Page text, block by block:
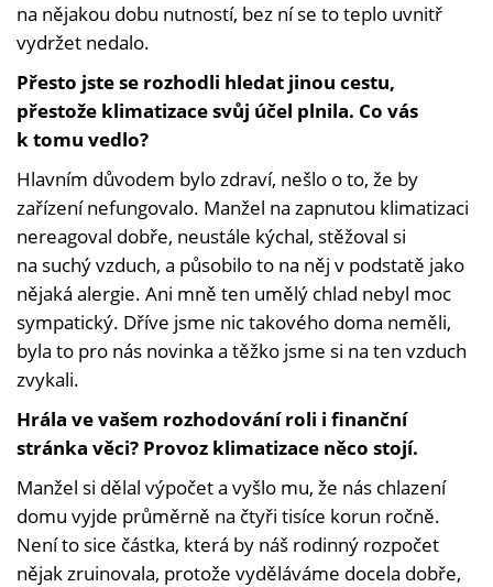
na nějakou dobu nutností, bez ní se to teplo uvnitř
vydržet nedalo.
Přesto jste se rozhodli hledat jinou cestu,
přestože klimatizace svůj účel plnila. Co vás
k tomu vedlo?
Hlavním důvodem bylo zdraví, nešlo o to, že by
zařízení nefungovalo. Manžel na zapnutou klimatizaci
nereagoval dobře, neustále kýchal, stěžoval si
na suchý vzduch, a působilo to na něj v podstatě jako
nějaká alergie. Ani mně ten umělý chlad nebyl moc
sympatický. Dříve jsme nic takového doma neměli,
byla to pro nás novinka a těžko jsme si na ten vzduch
zvykali.
Hrála ve vašem rozhodování roli i finanční
stránka věci? Provoz klimatizace něco stojí.
Manžel si dělal výpočet a vyšlo mu, že nás chlazení
domu vyjde průměrně na čtyři tisíce korun ročně.
Není to sice částka, která by náš rodinný rozpočet
nějak zruinovala, protože vyděláváme docela dobře,